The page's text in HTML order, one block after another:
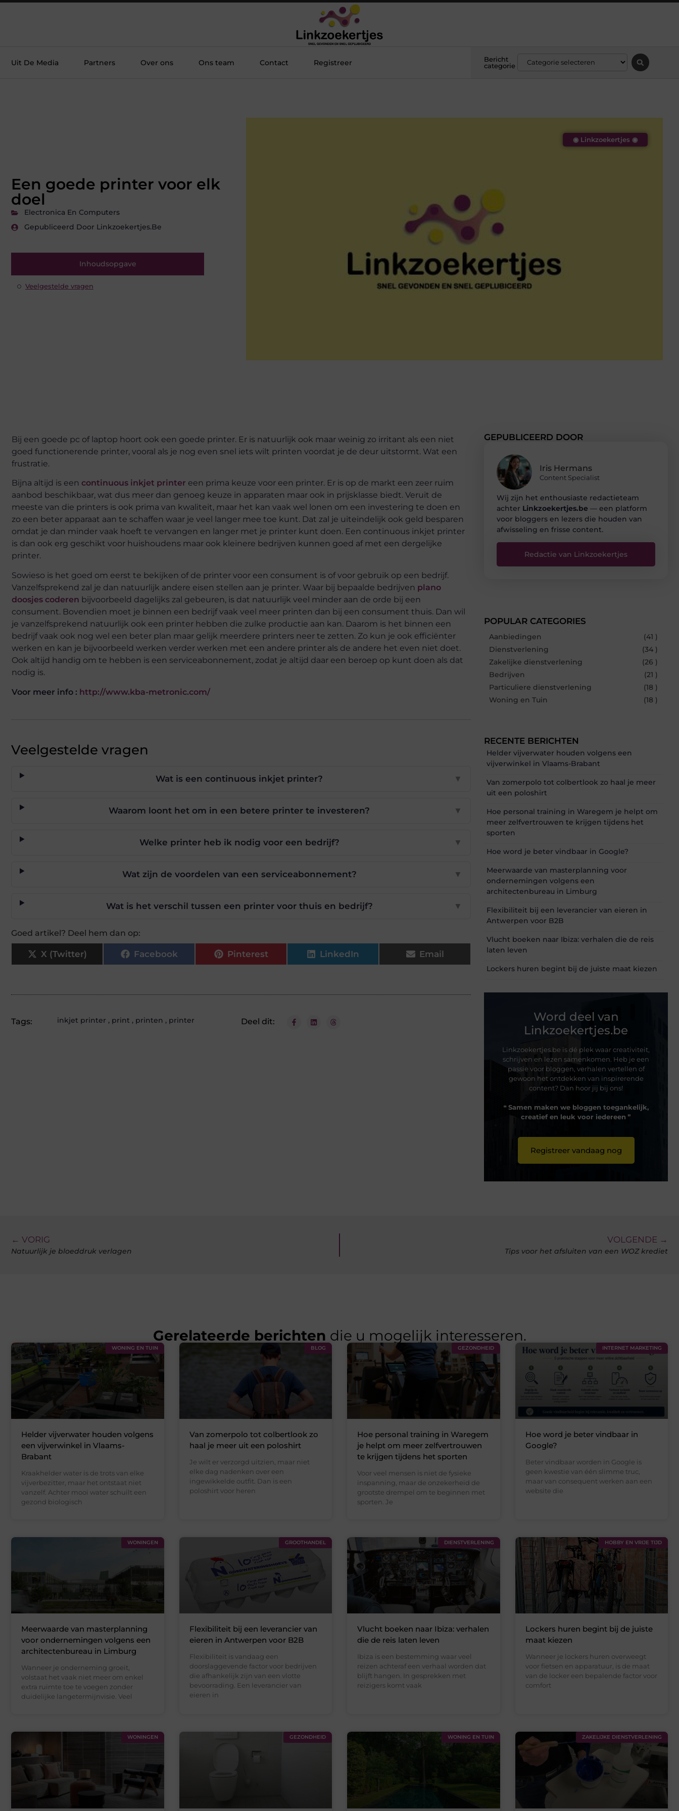
Uit De Media Partners Over ons Ons team Contact Registreer
Bericht
categorie
Een goede printer voor elk
doel
Electronica En Computers
Gepubliceerd Door Linkzoekertjes.be
Inhoudsopgave
Veelgestelde vragen
◉ Linkzoekertjes ◉
Bij een goede pc of laptop hoort ook een goede printer. Er is natuurlijk ook maar weinig zo irritant als een niet
goed functionerende printer, vooral als je nog even snel iets wilt printen voordat je de deur uitstormt. Wat een
frustratie.
Bijna altijd is een continuous inkjet printer een prima keuze voor een printer. Er is op de markt een zeer ruim
aanbod beschikbaar, wat dus meer dan genoeg keuze in apparaten maar ook in prijsklasse biedt. Veruit de
meeste van die printers is ook prima van kwaliteit, maar het kan vaak wel lonen om een investering te doen en
zo een beter apparaat aan te schaffen waar je veel langer mee toe kunt. Dat zal je uiteindelijk ook geld besparen
omdat je dan minder vaak hoeft te vervangen en langer met je printer kunt doen. Een continuous inkjet printer
is dan ook erg geschikt voor huishoudens maar ook kleinere bedrijven kunnen goed af met een dergelijke
printer.
Sowieso is het goed om eerst te bekijken of de printer voor een consument is of voor gebruik op een bedrijf.
Vanzelfsprekend zal je dan natuurlijk andere eisen stellen aan je printer. Waar bij bepaalde bedrijven plano
doosjes coderen bijvoorbeeld dagelijks zal gebeuren, is dat natuurlijk veel minder aan de orde bij een
consument. Bovendien moet je binnen een bedrijf vaak veel meer printen dan bij een consument thuis. Dan wil
je vanzelfsprekend natuurlijk ook een printer hebben die zulke productie aan kan. Daarom is het binnen een
bedrijf vaak ook nog wel een beter plan maar gelijk meerdere printers neer te zetten. Zo kun je ook efficiënter
werken en kan je bijvoorbeeld werken verder werken met een andere printer als de andere het even niet doet.
Ook altijd handig om te hebben is een serviceabonnement, zodat je altijd daar een beroep op kunt doen als dat
nodig is.
Voor meer info : http://www.kba-metronic.com/
Veelgestelde vragen
Wat is een continuous inkjet printer? ▼
Waarom loont het om in een betere printer te investeren? ▼
Welke printer heb ik nodig voor een bedrijf? ▼
Wat zijn de voordelen van een serviceabonnement? ▼
Wat is het verschil tussen een printer voor thuis en bedrijf? ▼
Goed artikel? Deel hem dan op:
X (Twitter) Facebook Pinterest LinkedIn Email
Tags: inkjet printer , print , printen , printer Deel dit:
GEPUBLICEERD DOOR
Iris Hermans
Content Specialist
Wij zijn het enthousiaste redactieteam
achter Linkzoekertjes.be — een platform
voor bloggers en lezers die houden van
afwisseling en frisse content.
Redactie van Linkzoekertjes
POPULAR CATEGORIES
Aanbiedingen
(41 )
Dienstverlening
(34 )
Zakelijke dienstverlening
(26 )
Bedrijven
(21 )
Particuliere dienstverlening
(18 )
Woning en Tuin
(18 )
RECENTE BERICHTEN
Helder vijverwater houden volgens een
vijverwinkel in Vlaams-Brabant
Van zomerpolo tot colbertlook zo haal je meer
uit een poloshirt
Hoe personal training in Waregem je helpt om
meer zelfvertrouwen te krijgen tijdens het
sporten
Hoe word je beter vindbaar in Google?
Meerwaarde van masterplanning voor
ondernemingen volgens een
architectenbureau in Limburg
Flexibiliteit bij een leverancier van eieren in
Antwerpen voor B2B
Vlucht boeken naar Ibiza: verhalen die de reis
laten leven
Lockers huren begint bij de juiste maat kiezen
Word deel van
Linkzoekertjes.be
Linkzoekertjes.be is dé plek waar creativiteit,
schrijven en lezen samenkomen. Heb je een
passie voor bloggen, verhalen vertellen of
gewoon het ontdekken van inspirerende
content? Dan hoor jij bij ons!
❝ Samen maken we bloggen toegankelijk,
creatief en leuk voor iedereen ❞
Registreer vandaag nog
← VORIG
Natuurlijk je bloeddruk verlagen
VOLGENDE →
Tips voor het afsluiten van een WOZ krediet
Gerelateerde berichten die u mogelijk interesseren.
WONING EN TUIN
Helder vijverwater houden volgens
een vijverwinkel in Vlaams-
Brabant
Kraakhelder water is de trots van elke
vijverbezitter, maar het ontstaat niet
vanzelf. Achter mooi water schuilt een
gezond biologisch
BLOG
Van zomerpolo tot colbertlook zo
haal je meer uit een poloshirt
Je wilt er verzorgd uitzien, maar niet
elke dag nadenken over een
ingewikkelde outfit. Dan is een
poloshirt voor heren
GEZONDHEID
Hoe personal training in Waregem
je helpt om meer zelfvertrouwen
te krijgen tijdens het sporten
Voor veel mensen is niet de fysieke
inspanning, maar de onzekerheid de
grootste drempel om te beginnen met
sporten. Je
INTERNET MARKETING
Hoe word je beter vindbaar in
Google?
Beter vindbaar worden in Google is
geen kwestie van één slimme truc,
maar van consequent werken aan een
website die
WONINGEN
Meerwaarde van masterplanning
voor ondernemingen volgens een
architectenbureau in Limburg
Wanneer je onderneming groeit,
volstaat het vaak niet meer om enkel
extra ruimte toe te voegen zonder
duidelijke langetermijnvisie. Veel
GROOTHANDEL
Flexibiliteit bij een leverancier van
eieren in Antwerpen voor B2B
Flexibiliteit is vandaag een
doorslaggevende factor voor bedrijven
die afhankelijk zijn van een vlotte
bevoorrading. Een leverancier van
eieren in
DIENSTVERLENING
Vlucht boeken naar Ibiza: verhalen
die de reis laten leven
Ibiza is een bestemming waar veel
reizen achteraf een verhaal worden dat
blijft hangen. In gesprekken met
reizigers komt vaak
HOBBY EN VRIJE TIJD
Lockers huren begint bij de juiste
maat kiezen
Wanneer je lockers huren overweegt
voor fietsen en apparatuur, is de maat
van de locker een bepalende factor voor
comfort
WONINGEN GEZONDHEID WONING EN TUIN ZAKELIJKE DIENSTVERLENING